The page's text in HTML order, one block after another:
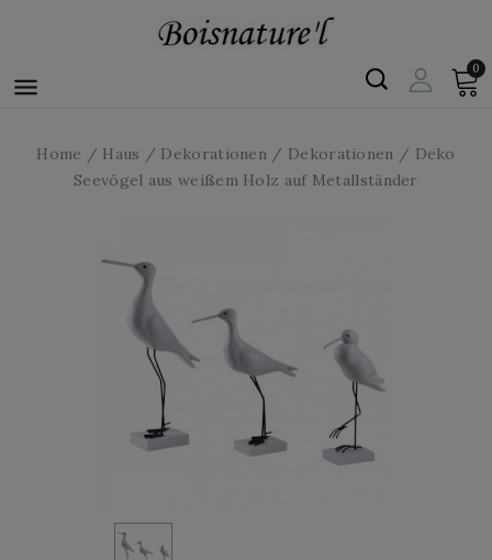

0
Home Haus Dekorationen Dekorationen
Deko
Seevögel aus weißem Holz auf Metallständer